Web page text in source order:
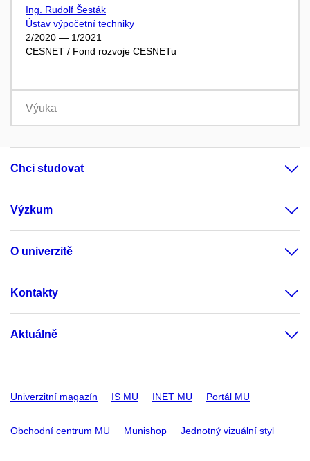
Ing. Rudolf Šesták
Ústav výpočetní techniky
2/2020 — 1/2021
CESNET / Fond rozvoje CESNETu
Výuka
Chci studovat
Výzkum
O univerzitě
Kontakty
Aktuálně
Univerzitní magazín IS MU INET MU Portál MU
Obchodní centrum MU Munishop Jednotný vizuální styl